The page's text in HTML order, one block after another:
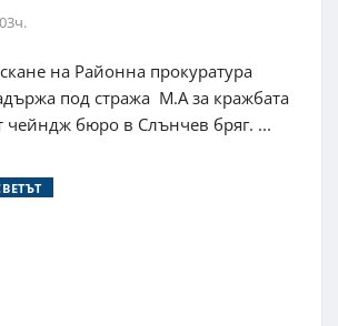
на Районна прокуратура
под стража М.А за кражбата
чейндж бюро в Слънчев бряг. ...